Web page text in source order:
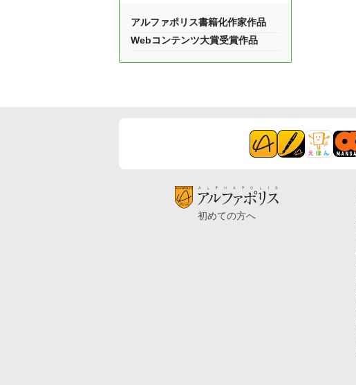
アルファポリス書籍化作家作品
Webコンテンツ大賞受賞作品
初めての方へ